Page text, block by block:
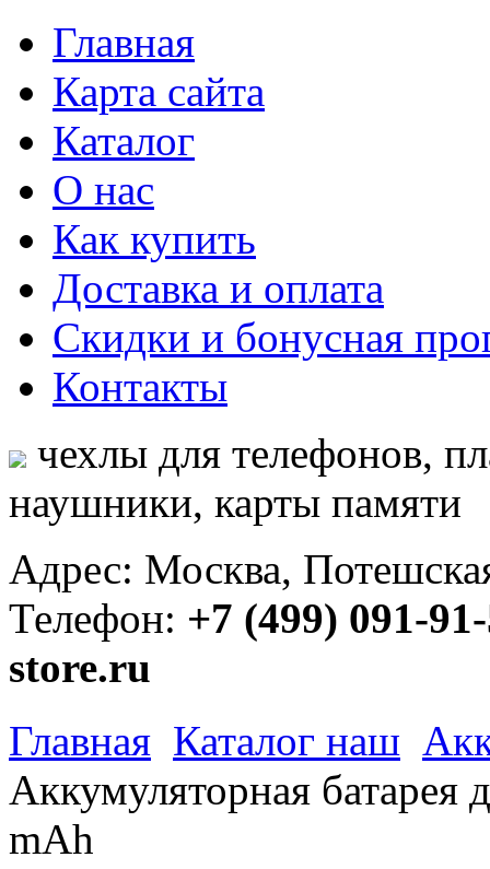
Главная
Карта сайта
Каталог
О нас
Как купить
Доставка и оплата
Скидки и бонусная
Контакты
чехлы для телефонов,
наушники, карты памяти
Адрес: Москва,
Телефон: +7 (499) 091-
store.ru
Главная Каталог наш
Аккумуляторная
mAh